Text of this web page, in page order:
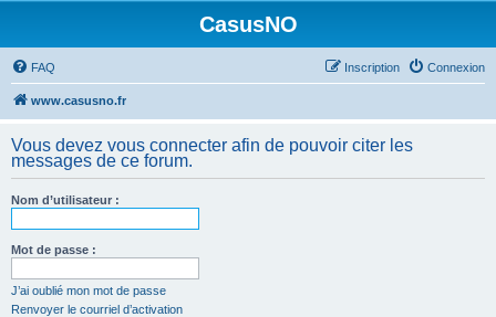
CasusNO
FAQ Connexion
Inscription
www.casusno.fr
Vous devez vous connecter afin de pouvoir citer les
messages de ce forum.
Nom d’utilisateur :
Mot de passe :
J’ai oublié mon mot de passe
Renvoyer le courriel d’activation